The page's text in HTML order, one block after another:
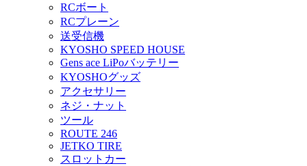
RCボート
RCプレーン
送受信機
KYOSHO SPEED HOUSE
Gens ace LiPoバッテリー
KYOSHOグッズ
アクセサリー
ネジ・ナット
ツール
ROUTE 246
JETKO TIRE
スロットカー